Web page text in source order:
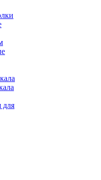
для